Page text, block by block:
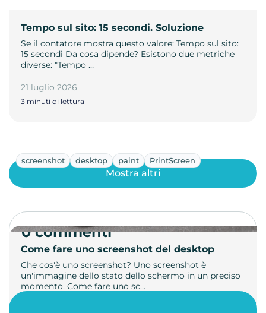
Tempo sul sito: 15 secondi. Soluzione
Se il contatore mostra questo valore: Tempo sul sito:
15 secondi Da cosa dipende? Esistono due metriche
diverse: "Tempo …
21 luglio 2026
3 minuti di lettura
screenshot desktop paint PrintScreen
Come fare uno screenshot del desktop
Che cos'è uno screenshot? Uno screenshot è
un'immagine dello stato dello schermo in un preciso
momento. Come fare uno sc…
Mostra altri
0 commenti